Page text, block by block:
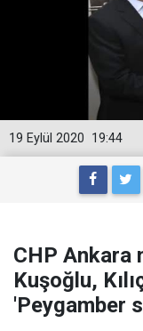
19:44
19 Eylül 2020
CHP Ankara
Kuşoğlu,
'Peygamber